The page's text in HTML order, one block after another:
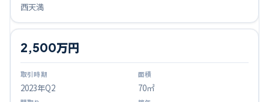
西天満
2023年Q2
2,500万円
70㎡